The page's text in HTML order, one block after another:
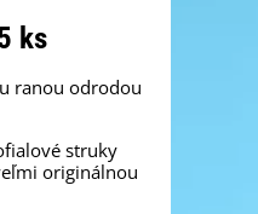
ks
ranou odrodou
struky
originálnou